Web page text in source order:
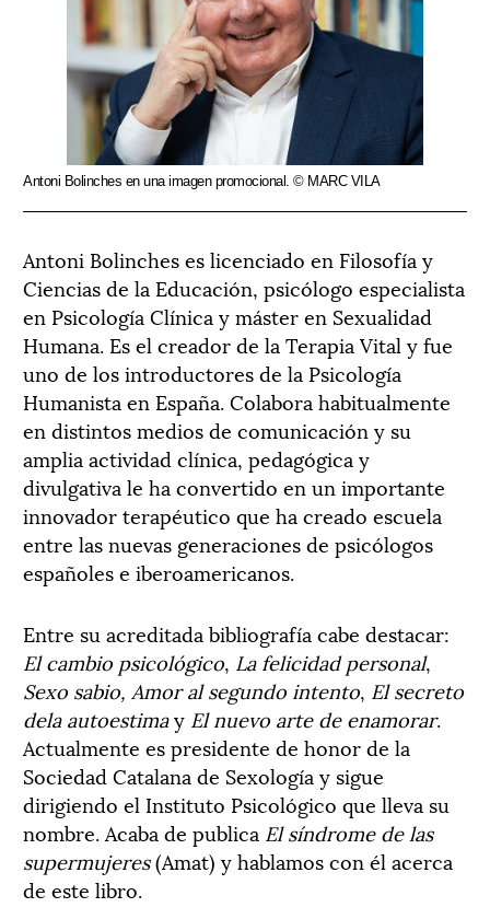
Antoni Bolinches en una imagen promocional. © MARC VILA
Antoni Bolinches es licenciado en Filosofía y
Ciencias de la Educación, psicólogo especialista
en Psicología Clínica y máster en Sexualidad
Humana. Es el creador de la Terapia Vital y fue
uno de los introductores de la Psicología
Humanista en España. Colabora habitualmente
en distintos medios de comunicación y su
amplia actividad clínica, pedagógica y
divulgativa le ha convertido en un importante
innovador terapéutico que ha creado escuela
entre las nuevas generaciones de psicólogos
españoles e iberoamericanos.
Entre su acreditada bibliografía cabe destacar:
El cambio psicológico, La felicidad personal,
Sexo sabio, Amor al segundo intento, El secreto
dela autoestimay El nuevo arte de enamorar.
Actualmente es presidente de honor de la
Sociedad Catalana de Sexología y sigue
dirigiendo el Instituto Psicológico que lleva su
nombre. Acaba de publica El síndrome de las
supermujeres(Amat) y hablamos con él acerca
de este libro.